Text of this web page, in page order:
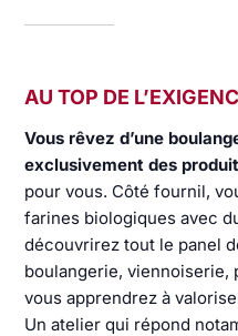
AU TOP DE
Vous rêvez d’une
exclusivement des
pour vous. Côté fournil,
farines biologiques avec
découvrirez tout le panel
boulangerie,
vous apprendrez à
Un atelier qui répond